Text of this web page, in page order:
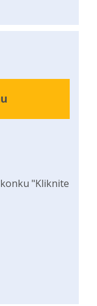
"Kliknite